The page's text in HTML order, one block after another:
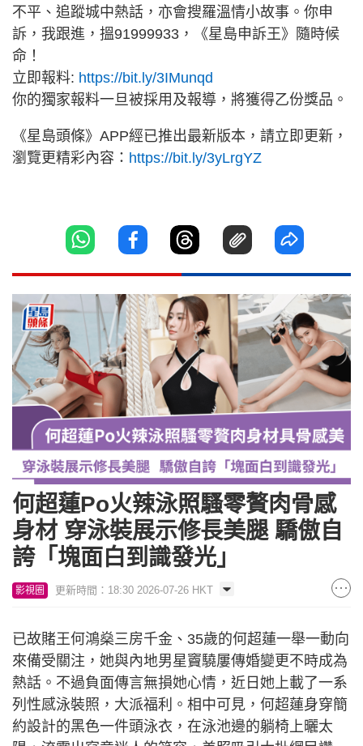
不平、追蹤城中熱話，亦會搜羅溫情小故事。你申
訴，我跟進，搵91999933，《星島申訴王》隨時候
命！
立即報料: https://bit.ly/3IMunqd
你的獨家報料一旦被採用及報導，將獲得乙份獎品。
《星島頭條》APP經已推出最新版本，請立即更新，
瀏覽更精彩內容： https://bit.ly/3yLrgYZ
何超蓮Po火辣泳照騷零贅肉骨感
身材 穿泳裝展示修長美腿 驕傲自
誇「塊面白到識發光」
影視圈 更新時間：18:30 2026-07-26 HKT
已故賭王何鴻燊三房千金、35歲的何超蓮一舉一動向
來備受關注，她與內地男星竇驍屢傳婚變更不時成為
熱話。不過負面傳言無損她心情，近日她上載了一系
列性感泳裝照，大派福利。相中可見，何超蓮身穿簡
約設計的黑色一件頭泳衣，在泳池邊的躺椅上曬太